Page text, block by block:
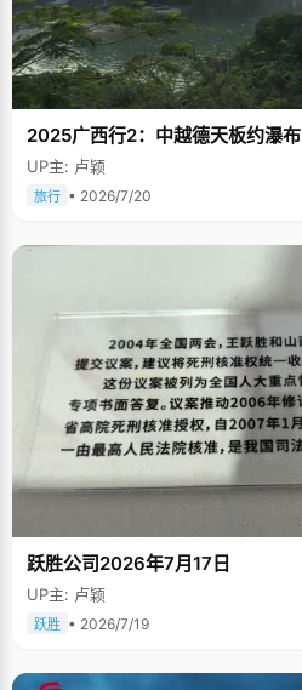
2025广西行2：中越德天板约瀑布
UP主: 卢颖
旅行 • 2026/7/20
跃胜公司2026年7月17日
UP主: 卢颖
跃胜 • 2026/7/19